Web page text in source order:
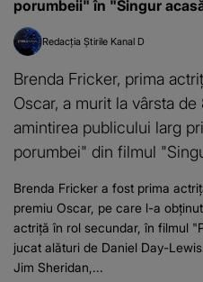
porumbeii" în "Singur
Redacția Știrile Kanal D
Brenda Fricker, prima
Oscar, a murit la vârsta de
amintirea publicului larg
porumbei" din filmul
Brenda Fricker a fost prima
premiu Oscar, pe care l-a
actriță în rol secundar, în filmul
jucat alături de Daniel Day-
Jim Sheridan,...